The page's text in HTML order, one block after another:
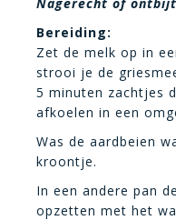
Bereiding:
Zet de melk op in
strooi je de
5 minuten zachtjes
afkoelen in een
Was de aardbeien
kroontje.
In een andere pan
opzetten met het